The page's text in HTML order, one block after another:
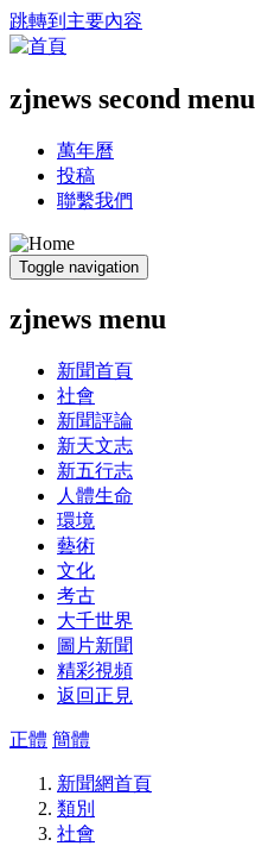
跳轉到主要內容
zjnews second menu
萬年曆
投稿
聯繫我們
Toggle navigation
zjnews menu
新聞首頁
社會
新聞評論
新天文志
新五行志
人體生命
環境
藝術
文化
考古
大千世界
圖片新聞
精彩視頻
返回正見
正體 簡體
新聞網首頁
類別
社會